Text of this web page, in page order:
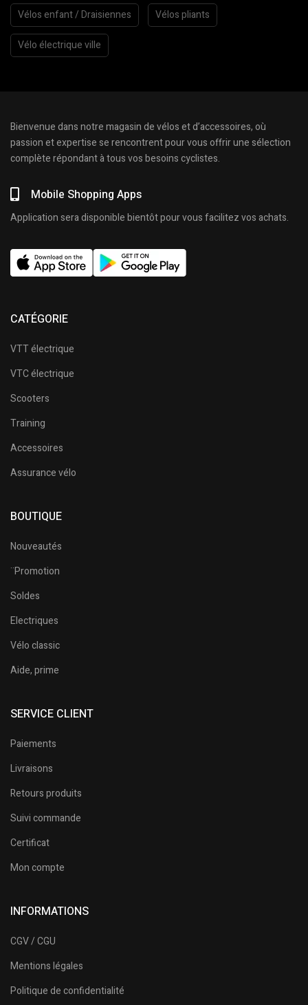
Vélos enfant / Draisiennes Vélos pliants
Vélo électrique ville
Bienvenue dans notre magasin de vélos et d’accessoires, où
passion et expertise se rencontrent pour vous offrir une sélection
complète répondant à tous vos besoins cyclistes.
Mobile Shopping Apps
Application sera disponible bientôt pour vous facilitez vos achats.
CATÉGORIE
VTT électrique
VTC électrique
Scooters
Training
Accessoires
Assurance vélo
BOUTIQUE
Nouveautés
¨Promotion
Soldes
Electriques
Vélo classic
Aide, prime
SERVICE CLIENT
Paiements
Livraisons
Retours produits
Suivi commande
Certificat
Mon compte
INFORMATIONS
CGV / CGU
Mentions légales
Politique de confidentialité